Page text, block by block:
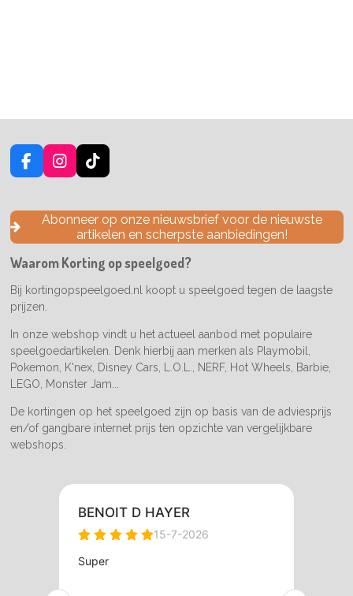
F
a
e
o
k
I
n
t
a
g
a
m
T
i
T
o
k
Abonneer op onze nieuwsbrief voor de nieuwste
artikelen en scherpste aanbiedingen!
Waarom Korting op speelgoed?
Bij kortingopspeelgoed.nl koopt u speelgoed tegen de laagste
prijzen.
In onze webshop vindt u het actueel aanbod met populaire
speelgoedartikelen. Denk hierbij aan merken als Playmobil,
Pokemon, K'nex, Disney Cars, L.O.L., NERF, Hot Wheels, Barbie,
LEGO, Monster Jam...
De kortingen op het speelgoed zijn op basis van de adviesprijs
en/of gangbare internet prijs ten opzichte van vergelijkbare
webshops.